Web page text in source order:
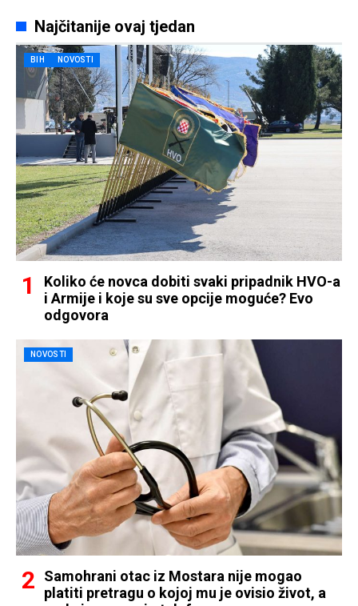
Najčitanije ovaj tjedan
BIH NOVOSTI
Koliko će novca dobiti svaki pripadnik HVO-a
i Armije i koje su sve opcije moguće? Evo
odgovora
NOVOSTI
Samohrani otac iz Mostara nije mogao
platiti pretragu o kojoj mu je ovisio život, a